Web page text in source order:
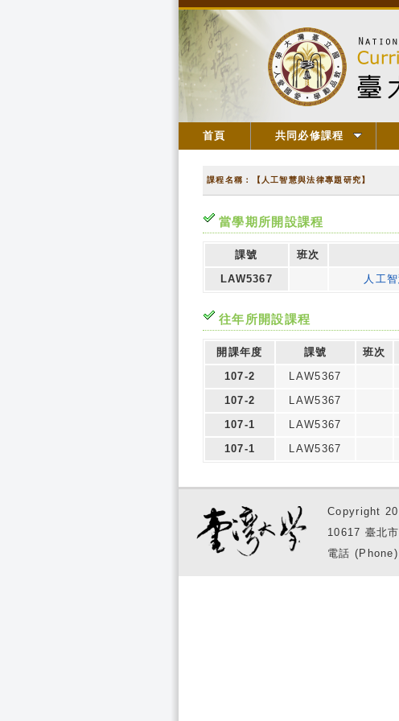
首頁 共同必修課程
課程名稱：【人工智慧與法律專題研究】
當學期所開設課程
課號 班次
LAW5367
人工
往年所開設課程
開課年度 課號 班次
107-2
LAW5367
107-2
LAW5367
107-1
LAW5367
107-1
LAW5367
Copyright
10617 臺北
電話